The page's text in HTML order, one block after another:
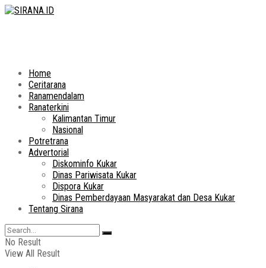
Home
Ceritarana
Ranamendalam
Ranaterkini
Kalimantan Timur
Nasional
Potretrana
Advertorial
Diskominfo Kukar
Dinas Pariwisata Kukar
Dispora Kukar
Dinas Pemberdayaan Masyarakat dan Desa Kukar
Tentang Sirana
No Result
View All Result